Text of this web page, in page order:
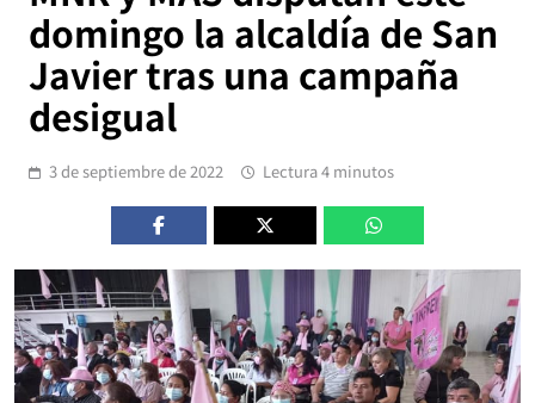
domingo la alcaldía de San
Javier tras una campaña
desigual
3 de septiembre de 2022 Lectura 4 minutos